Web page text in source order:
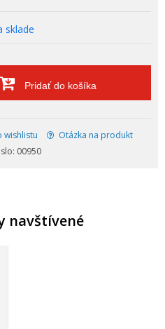
sklade
Pridať do košíka
wishlistu
Otázka na produkt
00950
navštívené